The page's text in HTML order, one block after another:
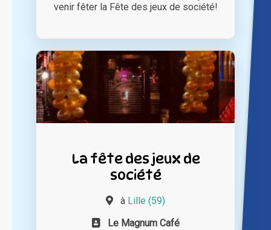
venir fêter la Fête des jeux de société!
La fête des jeux de
société
à Lille (59)
Le Magnum Café